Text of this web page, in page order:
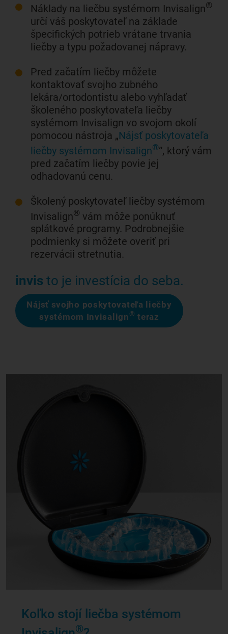
Náklady na liečbu systémom Invisalign®
určí váš poskytovateľ na základe
špecifických potrieb vrátane trvania
liečby a typu požadovanej nápravy.
Pred začatím liečby môžete
kontaktovať svojho zubného
lekára/ortodontistu alebo vyhľadať
školeného poskytovateľa liečby
systémom Invisalign vo svojom okolí
pomocou nástroja „Nájsť poskytovateľa
liečby systémom Invisalign®“, ktorý vám
pred začatím liečby povie jej
odhadovanú cenu.
Školený poskytovateľ liečby systémom
Invisalign® vám môže ponúknuť
splátkové programy. Podrobnejšie
podmienky si môžete overiť pri
rezervácii stretnutia.
invis to je investícia do seba.
Nájsť svojho poskytovateľa liečby
systémom Invisalign® teraz
Koľko stojí liečba systémom
®